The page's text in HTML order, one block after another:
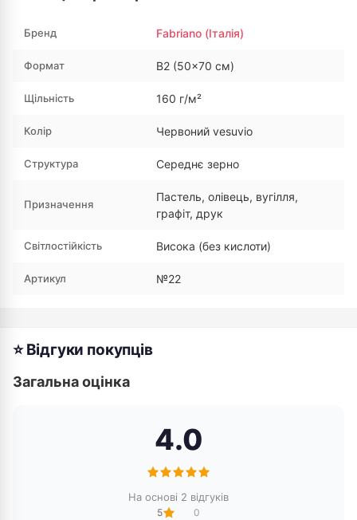
Бренд Fabriano (Італія)
Формат B2 (50×70 см)
Щільність 160 г/м²
Колір Червоний vesuvio
Структура Середнє зерно
Призначення
Пастель, олівець, вугілля,
графіт, друк
Світлостійкість Висока (без кислоти)
Артикул №22
⭐ Відгуки покупців
Загальна оцінка
4.0
На основі 2 відгуків
5
0